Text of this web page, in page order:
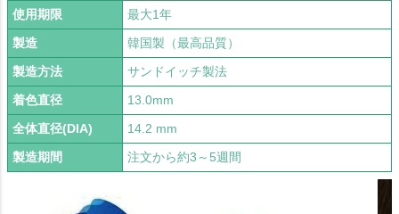
使用期限
最大1年
製造
韓国製（最高品質）
製造方法
サンドイッチ製法
着色直径
13.0mm
全体直径(DIA)
14.2 mm
製造期間
注文から約3～5週間